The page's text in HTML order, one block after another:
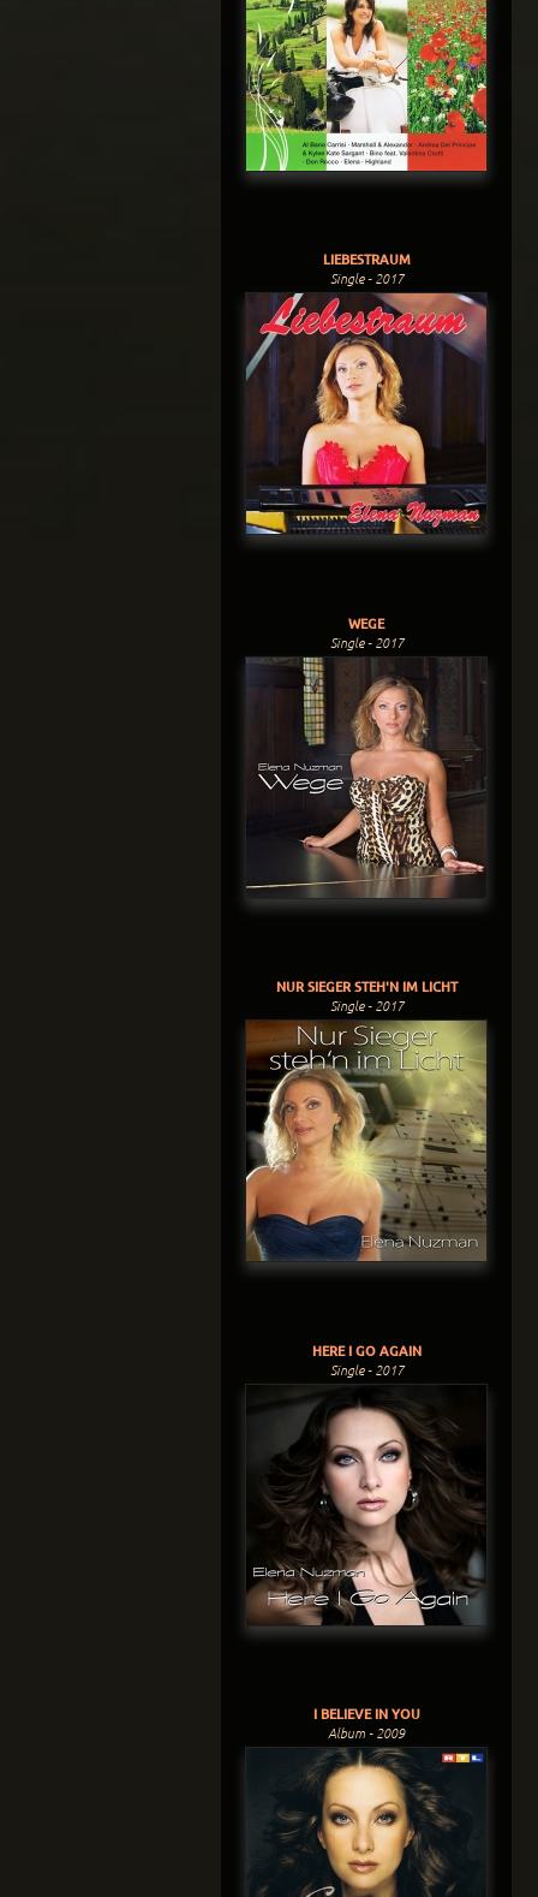
LIEBESTRAUM
Single - 2017
WEGE
Single - 2017
NUR SIEGER STEH'N IM LICHT
Single - 2017
HERE I GO AGAIN
Single - 2017
I BELIEVE IN YOU
Album - 2009